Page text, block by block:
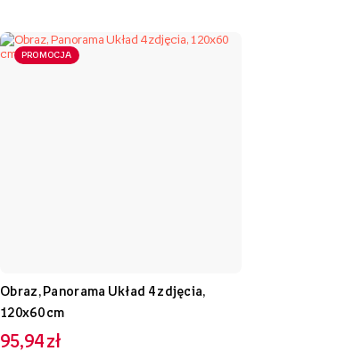
PROMOCJA
Obraz, Panorama Układ 4 zdjęcia,
120x60 cm
95,94 zł